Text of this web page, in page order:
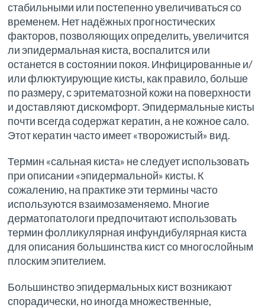
стабильными или постепенно увеличиваться со
временем. Нет надёжных прогностических
факторов, позволяющих определить, увеличится
ли эпидермальная киста, воспалится или
останется в состоянии покоя. Инфицированные и/
или флюктуирующие кисты, как правило, больше
по размеру, с эритематозной кожи на поверхности
и доставляют дискомфорт. Эпидермальные кисты
почти всегда содержат кератин, а не кожное сало.
Этот кератин часто имеет «творожистый» вид.
Термин «сальная киста» не следует использовать
при описании «эпидермальной» кисты. К
сожалению, на практике эти термины часто
используются взаимозаменяемо. Многие
дерматопатологи предпочитают использовать
термин фолликулярная инфундибулярная киста
для описания большинства кист со многослойным
плоским эпителием.
Большинство эпидермальных кист возникают
спорадически, но иногда множественные,